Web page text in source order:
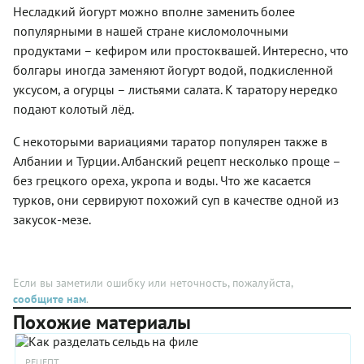
хорошо
насыщающий.
В
таратор
делают
по-
Обязательные
ингредиенты,
не считая
йогурта, —
огурцы,
укроп и
соль.
по
желанию
и по
возможности.
А
некоторые
от солнца
под
зонтиком
бассейна, —
невероятное
удовольствие.
В каждом
таверне
вам
предложат
И,
он
будет
разным.
Где-то
томатного,
а то и
лучше,
если в
состав
включить
как и
предлагается
в этом
рецепте.
Какие
брать
огурцы?
даже
длинные,
что
продаются
в
магазинах
подходящая
еда в
жару —
подается
таратор
буквально
за
пятнадцать
доступных
супа
для
А для
людей,
заботящихся
о своей
фигуре,
этот суп -
просто
находка!
быстро и
совсем не
сложно.
на
небольшое
количество
суп
легкий,
но
сытный, и
отлично
подойдет
Несладкий йогурт можно вполне заменить более
популярными в нашей стране кисломолочными
продуктами – кефиром или простоквашей. Интересно, что
болгары иногда заменяют йогурт водой, подкисленной
уксусом, а огурцы – листьями салата. К таратору нередко
подают колотый лёд.
С некоторыми вариациями таратор популярен также в
Албании и Турции. Албанский рецепт несколько проще –
без грецкого ореха, укропа и воды. Что же касается
турков, они сервируют похожий суп в качестве одной из
закусок-мезе.
Если вы заметили ошибку или неточность, пожалуйста,
сообщите нам.
Похожие материалы